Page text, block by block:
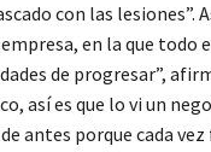
con las
en la que
de progresar”,
así es que lo vi un
antes porque cada